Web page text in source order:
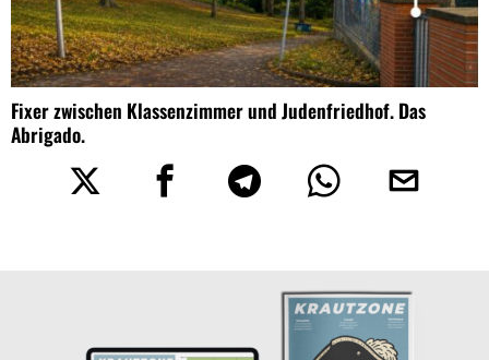
Fixer zwischen Klassenzimmer und Judenfriedhof. Das
Abrigado.